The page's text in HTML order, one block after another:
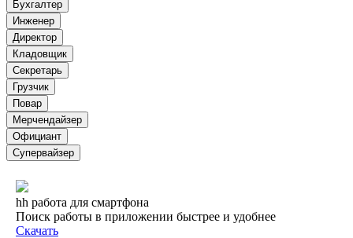
Бухгалтер
Инженер
Директор
Кладовщик
Секретарь
Грузчик
Повар
Мерчендайзер
Официант
Супервайзер
hh работа для смартфона
Поиск работы в приложении быстрее и удобнее
Скачать